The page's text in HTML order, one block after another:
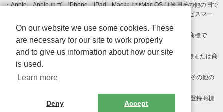
Apple、Apple ロゴ、iPhone、iPad、MacおよびMac OS は米国その他の国で
登録された Apple Inc. の商標です。App Store は Apple Inc. のサービスマー
クです。
Android、Google Play および Google Play ロゴ は Google LLC の商標で
す。
Windows は Microsoft Inc.の米国およびその他の国における登録商標または商
標です。
Adobe、Adobe Reader、Adobe PDF は、Adobe Inc.の米国およびその他の
その他、記載されている会社名、商品名、ロゴは各社の商標または登録商標
On our website we use some cookies. These
are necessary for our site to work properly
and to give us information about how our site
is used.
Learn more
Deny Accept